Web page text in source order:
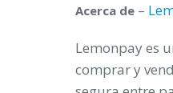
Acerca de –
Lemonpay es
comprar y